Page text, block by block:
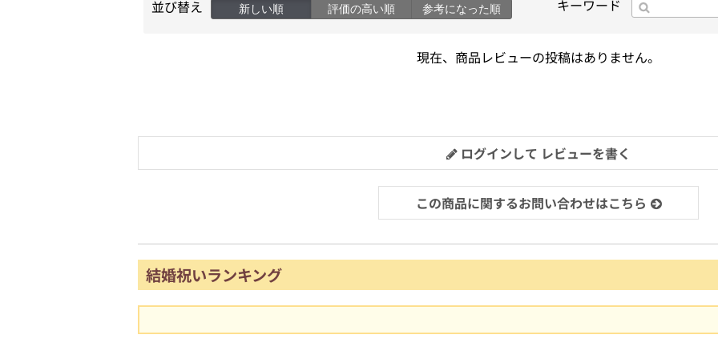
並び替え 新しい順 評価の高い順 参考になった順 キーワード
現在、商品レビューの投稿はありません。
ログインして レビューを書く
この商品に関するお問い合わせはこちら
結婚祝いランキング